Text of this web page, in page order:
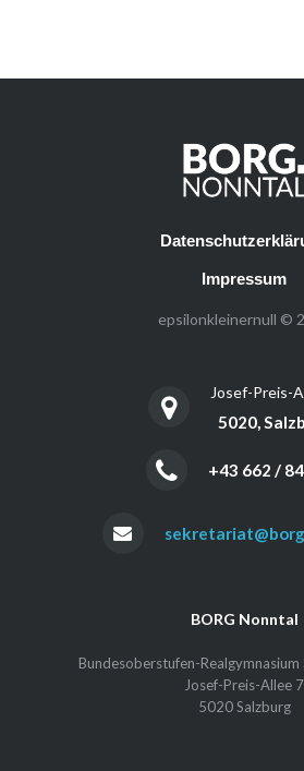
Impressum
epsilonkleinernull ©
Josef-Preis-
5020,
+43 662 /
BORG Nonntal
Bundesoberstufen-Realgymnasium
Josef-Preis-Allee 7
5020 Salzburg